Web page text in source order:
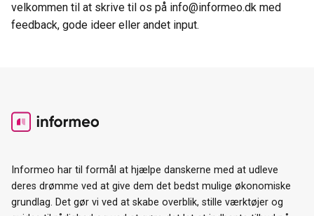
velkommen til at skrive til os på info@informeo.dk med
feedback, gode ideer eller andet input.
Informeo har til formål at hjælpe danskerne med at udleve
deres drømme ved at give dem det bedst mulige økonomiske
grundlag. Det gør vi ved at skabe overblik, stille værktøjer og